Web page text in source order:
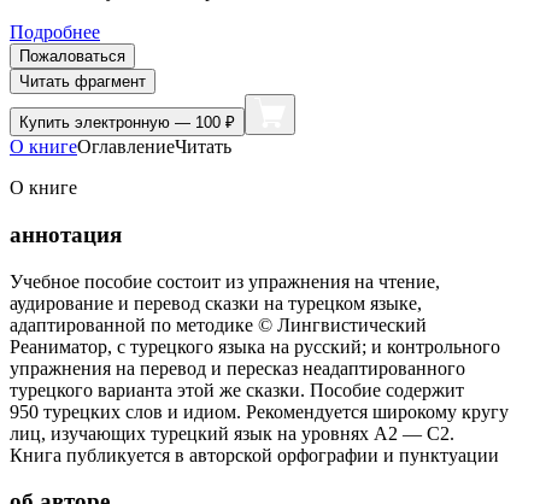
Подробнее
Пожаловаться
Читать фрагмент
Купить электронную — 100 ₽
О книгеОглавлениеЧитать
О книге
аннотация
Учебное пособие состоит из упражнения на чтение,
аудирование и перевод сказки на турецком языке,
адаптированной по методике © Лингвистический
Реаниматор, с турецкого языка на русский; и контрольного
упражнения на перевод и пересказ неадаптированного
турецкого варианта этой же сказки. Пособие содержит
950 турецких слов и идиом. Рекомендуется широкому кругу
лиц, изучающих турецкий язык на уровнях А2 — С2.
Книга публикуется в авторской орфографии и пунктуации